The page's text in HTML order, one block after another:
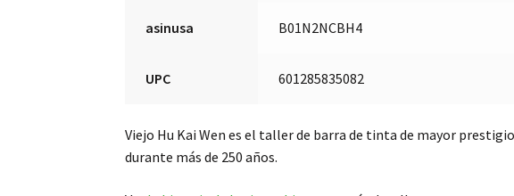
asinusa B01N2NCBH4
UPC 601285835082
Viejo Hu Kai Wen es el taller de barra de tinta de mayor
durante más de 250 años.